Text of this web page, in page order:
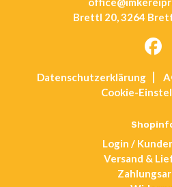
Brettl 20, 3264
a
tab
Datenschutz­erklärung
Cookie-
Login /
Versand &